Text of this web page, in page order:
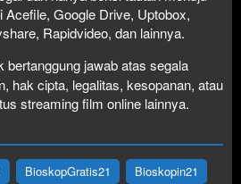
Google Drive, Uptobox,
Rapidvideo, dan lainnya.
bertanggung jawab atas segala
hak cipta, legalitas, kesopanan, atau
streaming film online lainnya.
BioskopGratis21 Bioskopin21